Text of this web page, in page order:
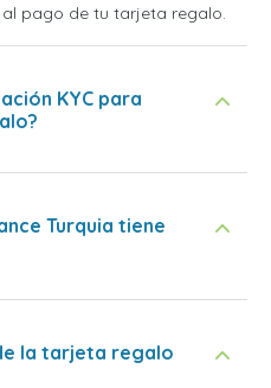
pago de tu tarjeta regalo.
KYC para
Turquia tiene
la tarjeta regalo